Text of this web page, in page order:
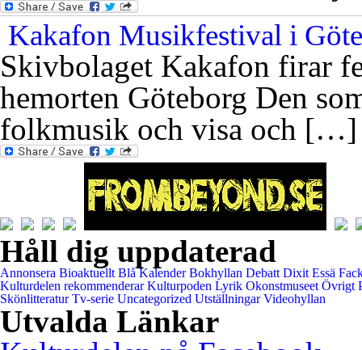
Kakafon Musikfestival i
Skivbolaget Kakafon firar
hemorten Göteborg Den
folkmusik och visa och […]
Håll dig uppdaterad
Annonsera Bioaktuellt Blå Kalender Bokhyllan Debatt Dixit Essä
Kulturdelen rekommenderar Kulturpoden Lyrik Okonstmuseet Övrigt
Skönlitteratur Tv-serie Uncategorized Utställningar Videohyllan
Utvalda Länkar